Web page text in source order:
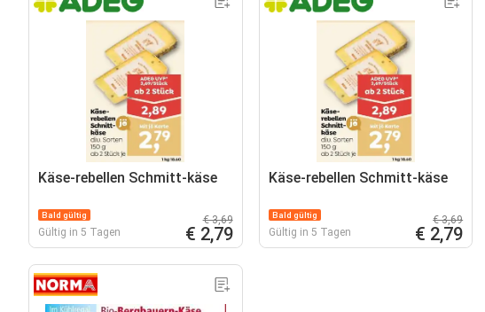
Käse-rebellen Schmitt-käse
Bald gültig
Gültig in 5 Tagen
€ 3,69
€ 2,79
Käse-rebellen Schmitt-käse
Bald gültig
Gültig in 5 Tagen
€ 3,69
€ 2,79